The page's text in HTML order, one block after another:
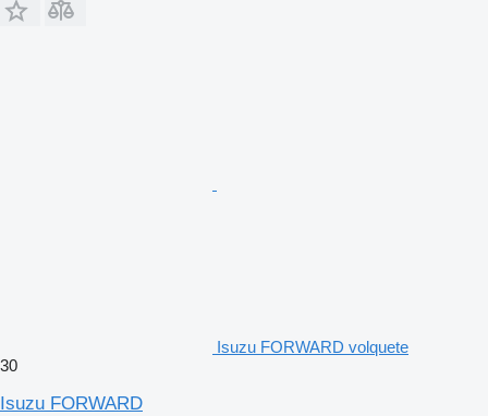
Isuzu FORWARD volquete
30
Isuzu FORWARD